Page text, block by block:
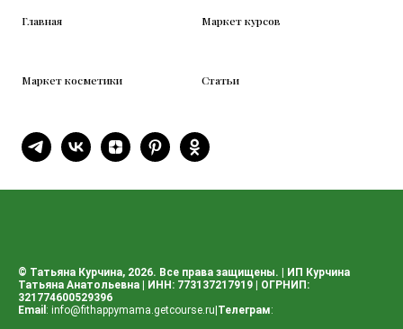
Главная Маркет курсов
Маркет косметики Статьи
© Татьяна Курчина, 2026. Все права защищены. | ИП Курчина
Татьяна Анатольевна | ИНН: 773137217919 | ОГРНИП:
321774600529396
Email : info@fithappymama.getcourse.ru Телеграм: